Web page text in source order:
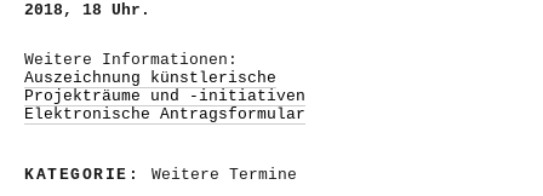
2018, 18 Uhr.
Weitere Informationen:
Auszeichnung künstlerische
Projekträume und -initiativen
Elektronische Antragsformular
KATEGORIE: Weitere Termine